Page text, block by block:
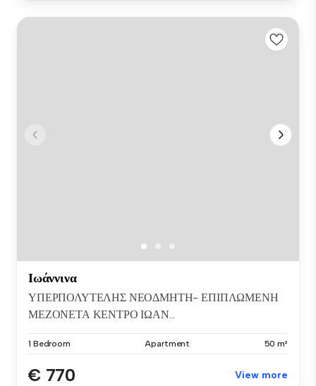
Ιωάννινα
ΥΠΕΡΠΟΛΥΤΕΛΗΣ ΝΕΟΔΜΗΤΗ- ΕΠΙΠΛΩΜΕΝΗ
ΜΕΖΟΝΕΤΑ ΚΕΝΤΡΟ ΙΩΑΝ...
1 Bedroom Apartment 50 m²
€ 770 View more